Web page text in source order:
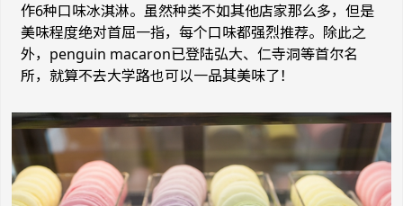
作6种口味冰淇淋。虽然种类不如其他店家那么多，但是
美味程度绝对首屈一指，每个口味都强烈推荐。除此之
外， penguin macaron已登陆弘大、仁寺洞等首尔名
所，就算不去大学路也可以一品其美味了！